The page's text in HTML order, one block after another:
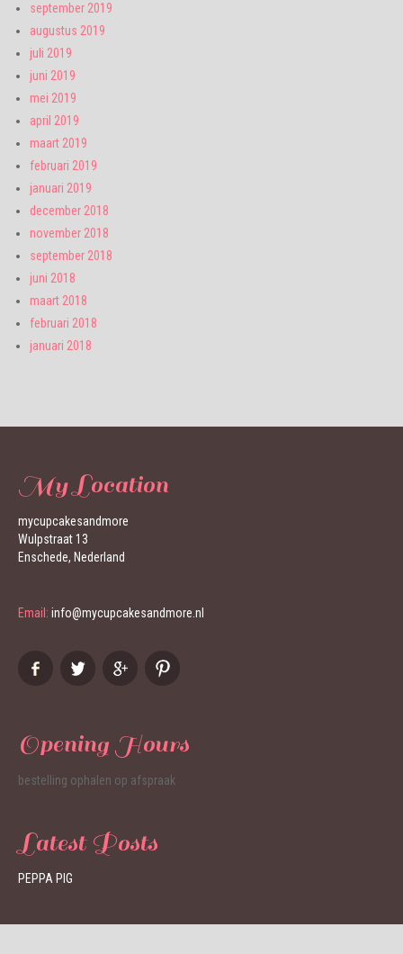
september 2019
augustus 2019
juli 2019
juni 2019
mei 2019
april 2019
maart 2019
februari 2019
januari 2019
december 2018
november 2018
september 2018
juni 2018
maart 2018
februari 2018
januari 2018
My Location
mycupcakesandmore
Wulpstraat 13
Enschede, Nederland
Email: info@mycupcakesandmore.nl
Opening Hours
bestelling ophalen op afspraak
Latest Posts
PEPPA PIG